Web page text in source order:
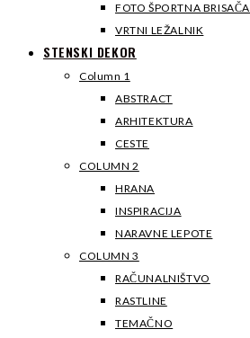
FOTO ŠPORTNA BRISAČA
VRTNI LEŽALNIK
STENSKI DEKOR
Column 1
ABSTRACT
ARHITEKTURA
CESTE
COLUMN 2
HRANA
INSPIRACIJA
NARAVNE LEPOTE
COLUMN 3
RAČUNALNIŠTVO
RASTLINE
TEMAČNO